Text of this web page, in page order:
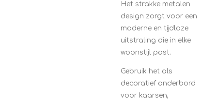
Het strakke metalen
design zorgt voor een
moderne en tijdloze
uitstraling die in elke
woonstijl past.
Gebruik het als
decoratief onderbord
voor kaarsen,